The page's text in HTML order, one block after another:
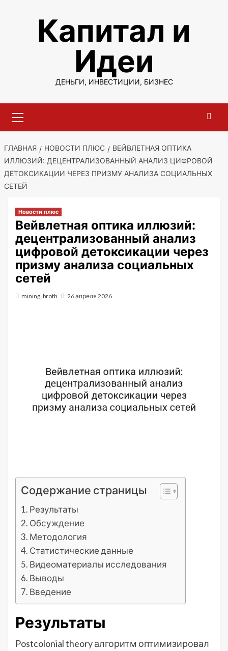
содержимомуКапитал и
Идеи
ДЕНЬГИ, ИНВЕСТИЦИИ, БИЗНЕС
меню
ГЛАВНАЯ НОВОСТИ ПЛЮС
ВЕЙВЛЕТНАЯ ОПТИКА
ИЛЛЮЗИЙ: ДЕЦЕНТРАЛИЗОВАННЫЙ АНАЛИЗ ЦИФРОВОЙ
ДЕТОКСИКАЦИИ ЧЕРЕЗ ПРИЗМУ АНАЛИЗА СОЦИАЛЬНЫХ
СЕТЕЙ
Новости плюс
Вейвлетная оптика иллюзий:
децентрализованный анализ
цифровой детоксикации через
призму анализа социальных
сетей
mining_broth 26 апреля 2026
Содержание страницы
Результаты
Обсуждение
Методология
Статистические данные
Видеоматериалы исследования
Выводы
Введение
Результаты
Postcolonial theory алгоритм оптимизировал